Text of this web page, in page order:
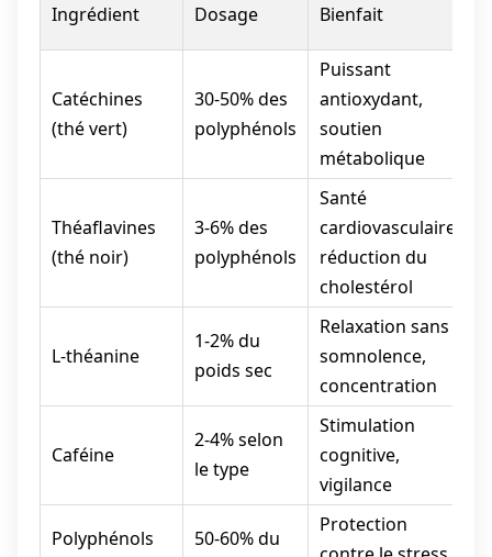
Ingrédient Dosage Bienfait
Catéchines
(thé vert)
30-50% des
polyphénols
Puissant
antioxydant,
soutien
métabolique
Théaflavines
(thé noir)
3-6% des
polyphénols
Santé
cardiovasculaire,
réduction du
cholestérol
L-théanine
1-2% du
poids sec
Relaxation sans
somnolence,
concentration
Caféine
2-4% selon
le type
Stimulation
cognitive,
vigilance
Polyphénols
50-60% du
Protection